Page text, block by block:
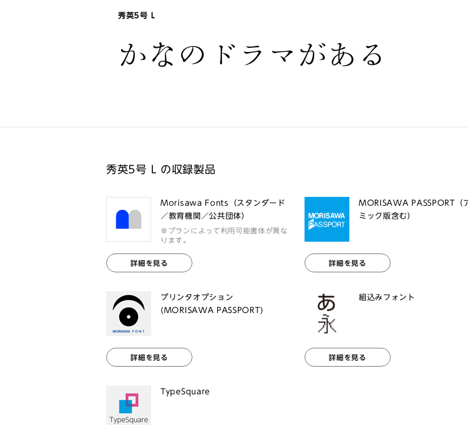
秀英5号 L
かなのドラマがある
秀英5号 L の収録製品
Morisawa Fonts（スタンダード
／教育機関／公共団体）
※プランによって利用可能書体が異な
ります。
詳細を見る
MORISAWA PASSPORT（
ミック版含む）
詳細を見る
プリンタオプション
(MORISAWA PASSPORT)
詳細を見る
組込みフォント
詳細を見る
TypeSquare